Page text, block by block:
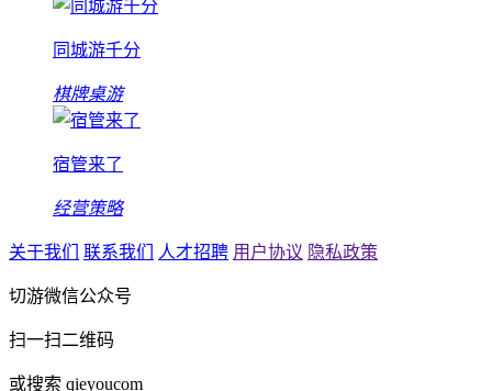
同城游千分
棋牌桌游
宿管来了
经营策略
关于我们 联系我们 人才招聘 用户协议 隐私政策
切游微信公众号
扫一扫二维码
或搜索 qieyoucom